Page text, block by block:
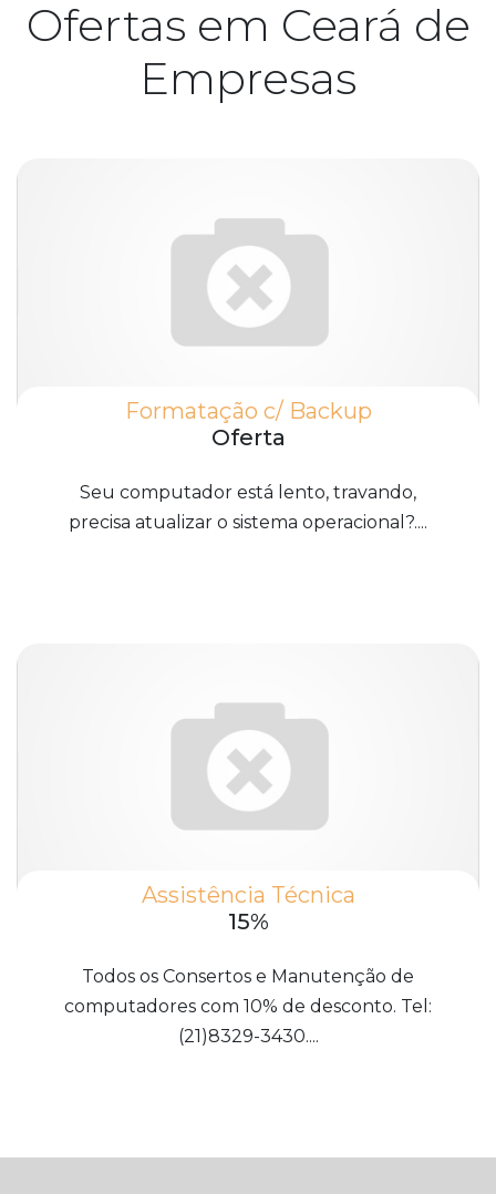
Ofertas em Ceará de
Empresas
Formatação c/ Backup
Oferta
Seu computador está lento, travando,
precisa atualizar o sistema operacional?....
Assistência Técnica
15%
Todos os Consertos e Manutenção de
computadores com 10% de desconto. Tel:
(21)8329-3430....